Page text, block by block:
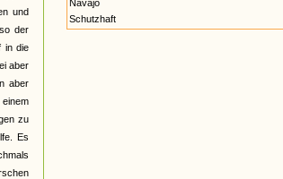
und
der
in die
aber
aber
zu
Es
Navajo
Schutzhaft